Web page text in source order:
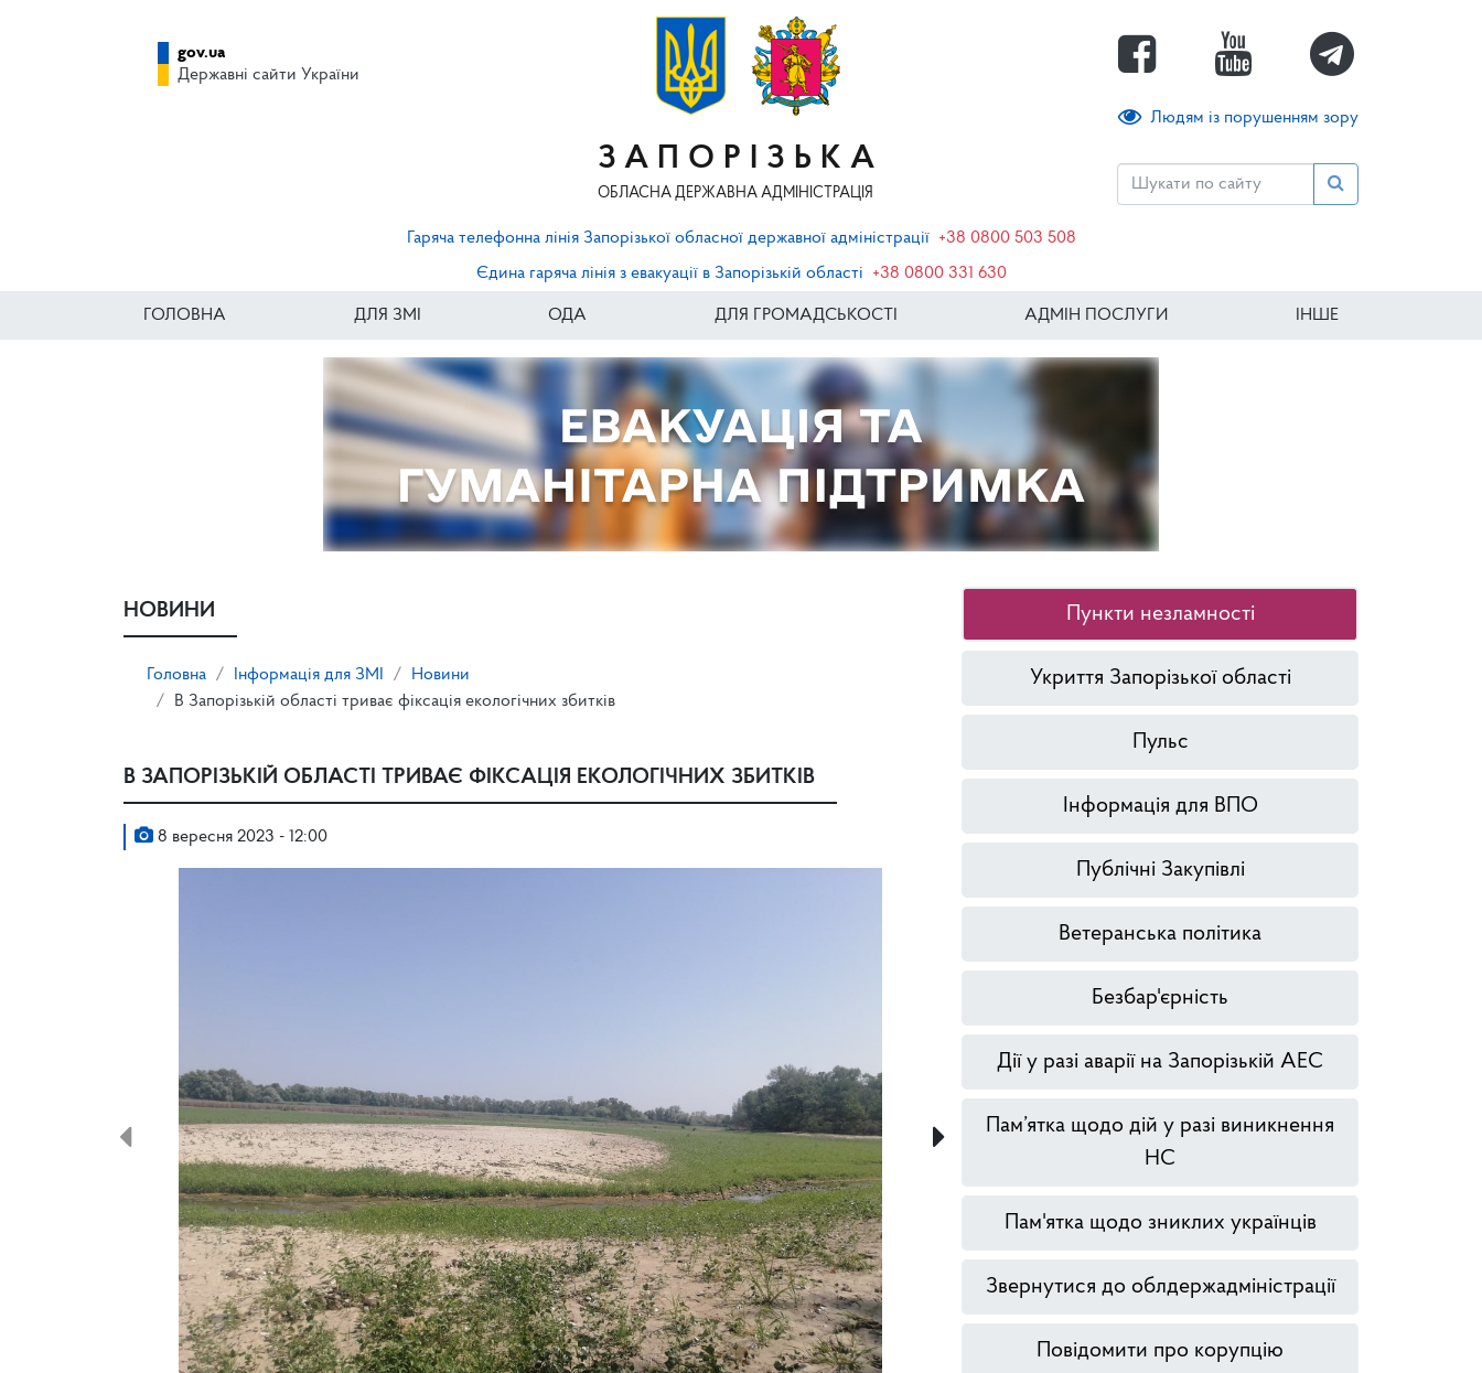
ЗАПОРІЗЬКА
ОБЛАСНА ДЕРЖАВНА АДМІНІСТРАЦІЯ
Людям із порушенням зору
gov.ua
Державні сайти України
Гаряча телефонна лінія Запорізької обласної державної адміністрації +38 0800 503 508
Єдина гаряча лінія з евакуації в Запорізькій області
+38 0800 331 630
ГОЛОВНА ДЛЯ ЗМІ ОДА ДЛЯ ГРОМАДСЬКОСТІ АДМІН ПОСЛУГИ ІНШЕ
НОВИНИ
Головна Інформація для ЗМІ
Новини
В Запорізькій області триває фіксація екологічних збитків
В ЗАПОРІЗЬКІЙ ОБЛАСТІ ТРИВАЄ ФІКСАЦІЯ ЕКОЛОГІЧНИХ ЗБИТКІВ
8 вересня 2023 - 12:00
Пункти незламності
Укриття Запорізької області
Пульс
Інформація для ВПО
Публічні Закупівлі
Ветеранська політика
Безбар'єрність
Дії у разі аварії на Запорізькій АЕС
Пам’ятка щодо дій у разі виникнення
НС
Пам'ятка щодо зниклих українців
Звернутися до облдержадміністрації
Повідомити про корупцію